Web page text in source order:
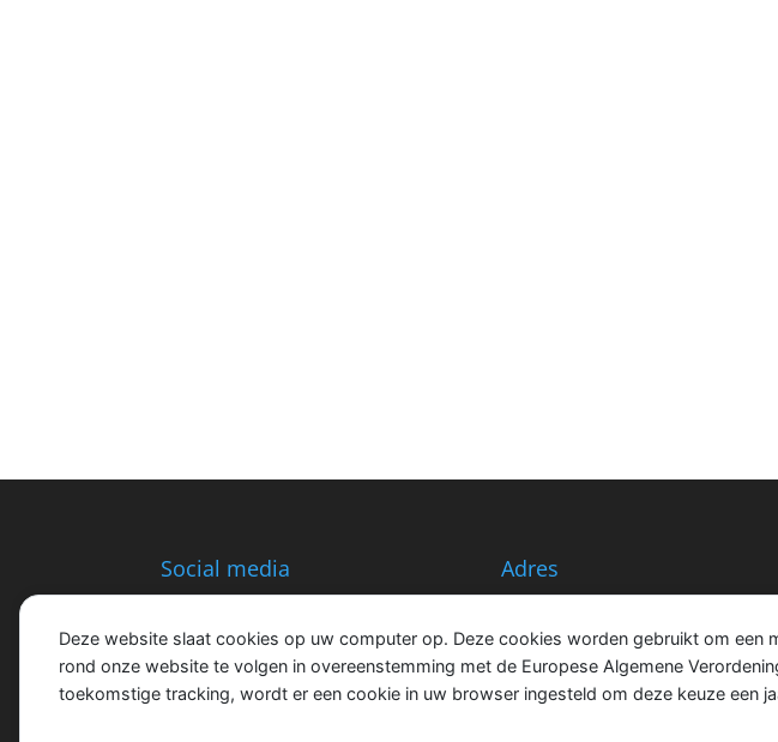
Social media Adres
6133 XX Sittard
Nederland
Deze website slaat cookies op uw computer op. Deze cookies worden gebruikt om een
rond onze website te volgen in overeenstemming met de Europese Algemene
toekomstige tracking, wordt er een cookie in uw browser ingesteld om deze keuze een